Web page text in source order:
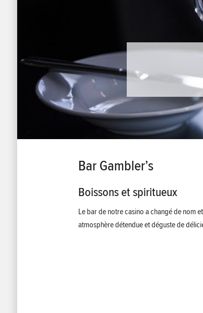
Bar Gambler’s
Boissons et spiritueux
Le bar de notre casino a changé de nom
atmosphère détendue et déguste de